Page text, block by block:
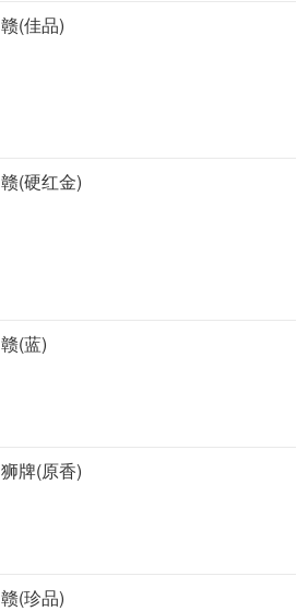
赣(佳品)
赣(硬红金)
赣(蓝)
狮牌(原香)
赣(珍品)